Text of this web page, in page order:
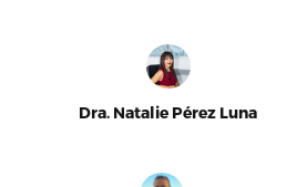
Dra. Natalie Pérez Luna